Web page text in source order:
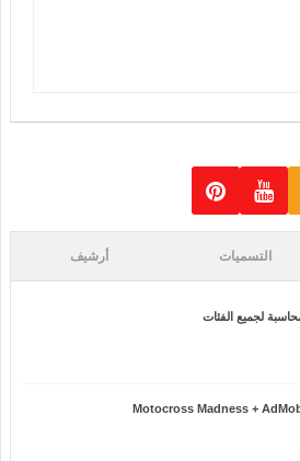
التسميات أرشيف
لجميع الفئات
Motocross Madness +